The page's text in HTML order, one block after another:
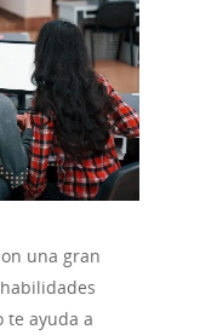
una gran
te ayuda a